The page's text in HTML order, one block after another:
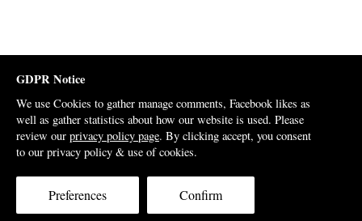
GDPR Notice
We use Cookies to gather manage comments, Facebook likes as
well as gather statistics about how our website is used. Please
review our privacy policy page. By clicking accept, you consent
to our privacy policy & use of cookies.
Preferences Confirm